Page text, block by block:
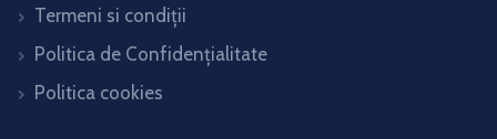
Termeni si condiții
Politica de Confidențialitate
Politica cookies